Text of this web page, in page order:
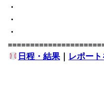
・
・
・
日程・結果｜ レポー